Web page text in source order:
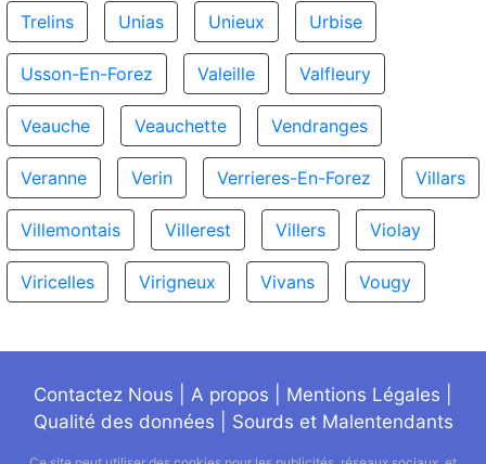
Trelins Unias Unieux Urbise
Usson-En-Forez Valeille Valfleury
Veauche Veauchette Vendranges
Veranne Verin Verrieres-En-Forez Villars
Villemontais Villerest Villers Violay
Viricelles Virigneux Vivans Vougy
Contactez Nous A propos Mentions Légales
Qualité des données
Sourds et Malentendants